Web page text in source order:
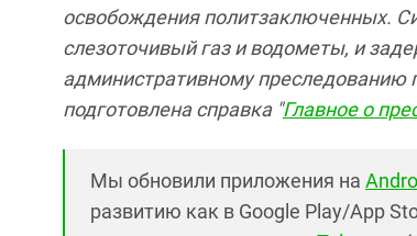
освобождения политзаключенных.
слезоточивый газ и водометы, и
административному преследованию
подготовлена справка "Главное о
Мы обновили приложения на
развитию как в Google Play/App